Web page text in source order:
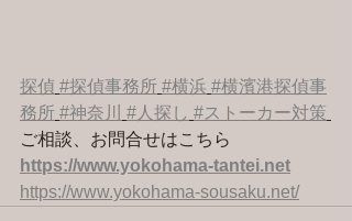
探偵 #探偵事務所 #横浜 #横濱港探偵事
務所 #神奈川 #人探し #ストーカー対策
ご相談、お問合せはこちら
https://www.yokohama-tantei.net
https://www.yokohama-sousaku.net/